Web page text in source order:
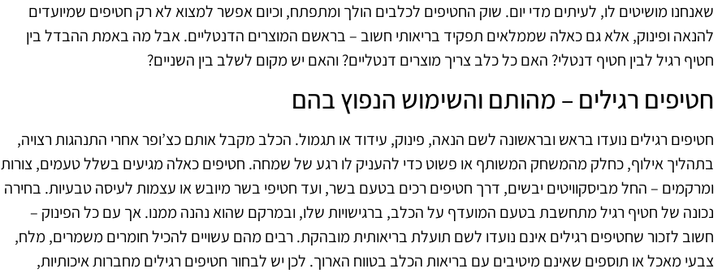
שאנחנו מושיטים לו, לעיתים מדי יום. שוק החטיפים לכלבים הולך ומתפתח, וכיום אפשר למצוא לא רק חטיפים שמיועדים
להנאה ופינוק, אלא גם כאלה שממלאים תפקיד בריאותי חשוב – בראשם המוצרים הדנטליים. אבל מה באמת ההבדל בין
חטיף רגיל לבין חטיף דנטלי? האם כל כלב צריך מוצרים דנטליים? והאם יש מקום לשלב בין השניים?
חטיפים רגילים – מהותם והשימוש הנפוץ בהם
חטיפים רגילים נועדו בראש ובראשונה לשם הנאה, פינוק, עידוד או תגמול. הכלב מקבל אותם כצ’ופר אחרי התנהגות רצויה,
בתהליך אילוף, כחלק מהמשחק המשותף או פשוט כדי להעניק לו רגע של שמחה. חטיפים כאלה מגיעים בשלל טעמים, צורות
ומרקמים – החל מביסקוויטים יבשים, דרך חטיפים רכים בטעם בשר, ועד חטיפי בשר מיובש או עצמות לעיסה טבעיות. בחירה
נכונה של חטיף רגיל מתחשבת בטעם המועדף על הכלב, ברגישויות שלו, ובמרקם שהוא נהנה ממנו. אך עם כל הפינוק –
חשוב לזכור שחטיפים רגילים אינם נועדו לשם תועלת בריאותית מובהקת. רבים מהם עשויים להכיל חומרים משמרים, מלח,
צבעי מאכל או תוספים שאינם מיטיבים עם בריאות הכלב בטווח הארוך. לכן יש לבחור חטיפים רגילים מחברות איכותיות,